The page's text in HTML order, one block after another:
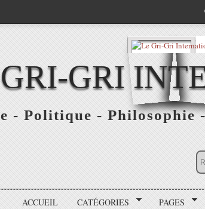
GRI
- Politique - Philosophie
ACCUEIL CATÉGORIES PAGES